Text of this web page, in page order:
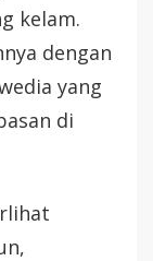
kelam.
dengan
yang
di